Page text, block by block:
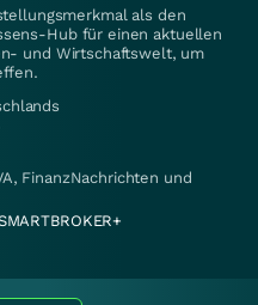
als den
Hub für einen aktuellen
und Wirtschaftswelt, um
FinanzNachrichten und